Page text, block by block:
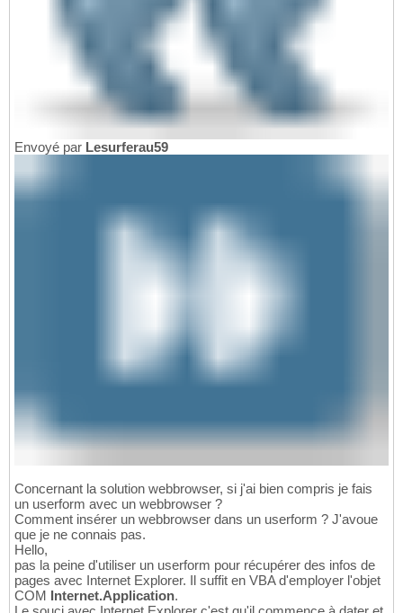
Envoyé par Lesurferau59
Concernant la solution webbrowser, si j'ai bien compris je fais
un userform avec un webbrowser ?
Comment insérer un webbrowser dans un userform ? J'avoue
que je ne connais pas.
Hello,
pas la peine d'utiliser un userform pour récupérer des infos de
pages avec Internet Explorer. Il suffit en VBA d'employer l'objet
COM Internet.Application.